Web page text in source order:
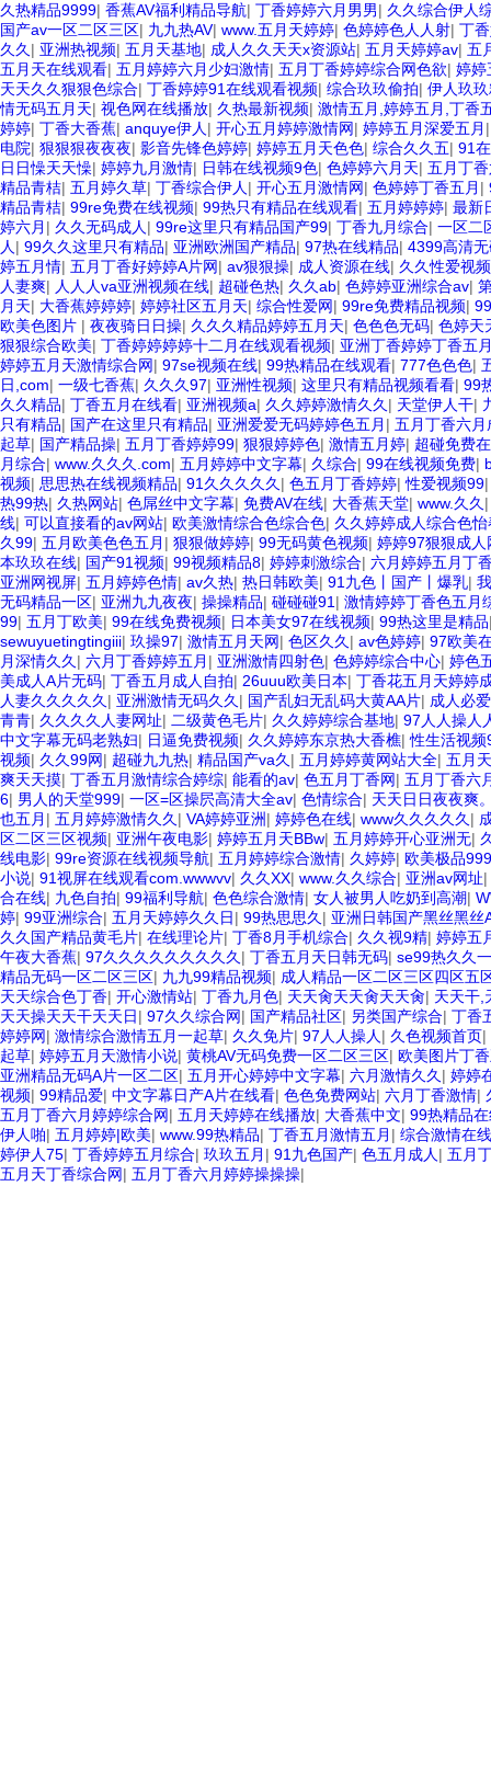
久热精品9999| 香蕉AV福利精品导航| 丁香婷婷六月男男| 久久综合伊人
国产av一区二区三区| 九九热AV| www.五月天婷婷| 色婷婷色人人射| 丁
久久 | 亚洲热视频| 五月天基地| 成人久久天天x资源站| 五月天婷婷av| 五
五月天在线观看| 五月婷婷六月少妇激情| 五月丁香婷婷综合网色欲| 婷婷
天天久久狠狠色综合| 丁香婷婷91在线观看视频| 综合玖玖偷拍| 伊人玖
情无码五月天| 视色网在线播放| 久热最新视频| 激情五月,婷婷五月,丁香
婷婷| 丁香大香蕉| anquye伊人 | 开心五月婷婷激情网| 婷婷五月深爱五月
电院| 狠狠狠夜夜夜| 影音先锋色婷婷| 婷婷五月天色色| 综合久久五| 91
日日懆天天懆| 婷婷九月激情| 日韩在线视频9色| 色婷婷六月天| 五月丁
精品青桔| 五月婷久草| 丁香综合伊人 | 开心五月激情网| 色婷婷丁香五月 |
精品青桔| 99re免费在线视频| 99热只有精品在线观看| 五月婷婷婷| 最新
婷六月 | 久久无码成人 | 99re这里只有精品国产99| 丁香九月综合| 一区二
人 | 99久久这里只有精品| 亚洲欧洲国产精品| 97热在线精品| 4399高清
婷五月情| 五月丁香好婷婷A片网| av狠狠操| 成人资源在线| 久久性爱视频
人妻爽| 人人人va亚洲视频在线| 超碰色热| 久久ab| 色婷婷亚洲综合av|
月天| 大香蕉婷婷婷| 婷婷社区五月天| 综合性爱网| 99re免费精品视频|
欧美色图片 | 夜夜骑日日操| 久久久精品婷婷五月天| 色色色无码| 色婷天
狠狠综合欧美| 丁香婷婷婷婷十二月在线观看视频| 亚洲丁香婷婷丁香五
婷婷五月天激情综合网| 97se视频在线| 99热精品在线观看| 777色色色|
日,com| 一级七香蕉| 久久久97| 亚洲性视频| 这里只有精品视频看看| 99
久久精品| 丁香五月在线看| 亚洲视频a| 久久婷婷激情久久 | 天堂伊人干|
只有精品| 国产在这里只有精品| 亚洲爱爱无码婷婷色五月 | 五月丁香六月
起草| 国产精品操| 五月丁香婷婷99| 狠狠婷婷色| 激情五月婷| 超碰免费
月综合| www.久久久.com| 五月婷婷中文字幕| 久综合| 99在线视频免费|
视频| 思思热在线视频精品| 91久久久久久 | 色五月丁香婷婷|性爱视频99
热99热| 久热网站| 色屌丝中文字幕| 免费AV在线| 大香蕉天堂| www.久久
线| 可以直接看的av网站| 欧美激情综合色综合色| 久久婷婷成人综合色
久99| 五月欧美色色五月 | 狠狠做婷婷| 99无码黄色视频| 婷婷97狠狠成人
本玖玖在线| 国产91视频| 99视频精品8| 婷婷刺激综合| 六月婷婷五月丁
亚洲网视屏| 五月婷婷色情| av久热| 热日韩欧美| 91九色丨国产丨爆乳|
无码精品一区| 亚洲九九夜夜| 操操精品| 碰碰碰91 | 激情婷婷丁香色五月
99| 五月丁欧美| 99在线免费视频| 日本美女97在线视频| 99热这里是精品
sewuyuetingtingiii| 玖操97| 激情五月天网| 色区久久 | av色婷婷| 97欧美
月深情久久 | 六月丁香婷婷五月 | 亚洲激情四射色| 色婷婷综合中心| 婷色
美成人A片无码| 丁香五月成人自拍| 26uuu欧美日本| 丁香花五月天婷婷
人妻久久久久久 | 亚洲激情无码久久 | 国产乱妇无乱码大黄AA片| 成人必
青青| 久久久久人妻网址| 二级黄色毛片| 久久婷婷综合基地| 97人人操人
中文字幕无码老熟妇| 日逼免费视频| 久久婷婷东京热大香樵|性生活视频
视频| 久久99网| 超碰九九热| 精品国产va久 | 五月婷婷黄网站大全| 五月
爽天天摸| 丁香五月激情综合婷综| 能看的av| 色五月丁香网| 五月丁香六
6| 男人的天堂999| 一区=区操屄高清大全av| 色情综合| 天天日日夜夜爽
也五月 | 五月婷婷激情久久 | VA婷婷亚洲| 婷婷色在线| www久久久久久 |
区二区三区视频| 亚洲午夜电影| 婷婷五月天BBw| 五月婷婷开心亚洲无|
线电影| 99re资源在线视频导航| 五月婷婷综合激情| 久婷婷| 欧美极品999
小说| 91视屏在线观看com.wwwvv| 久久XX| www.久久综合| 亚洲av网址|
合在线| 九色自拍| 99福利导航| 色色综合激情| 女人被男人吃奶到高潮|
婷| 99亚洲综合| 五月天婷婷久久日| 99热思思久 | 亚洲日韩国产黑丝黑丝
久久国产精品黄毛片| 在线理论片| 丁香8月手机综合| 久久视9精| 婷婷五
午夜大香蕉| 97久久久久久久久久久 | 丁香五月天日韩无码| se99热久久
精品无码一区二区三区| 九九99精品视频| 成人精品一区二区三区四区五
天天综合色丁香| 开心激情站| 丁香九月色| 天天肏天天肏天天肏| 天天干,
天天操天天干天天日| 97久久综合网| 国产精品社区| 另类国产综合| 丁香
婷婷网| 激情综合激情五月一起草| 久久免片| 97人人操人 | 久色视频首页|
起草| 婷婷五月天激情小说| 黄桃AV无码免费一区二区三区| 欧美图片丁
亚洲精品无码A片一区二区| 五月开心婷婷中文字幕| 六月激情久久 | 婷婷
视频| 99精品爱| 中文字幕日产A片在线看| 色色免费网站| 六月丁香激情|
五月丁香六月婷婷综合网| 五月天婷婷在线播放| 大香蕉中文| 99热精品
伊人啪| 五月婷婷|欧美| www.99热精品| 丁香五月激情五月 | 综合激情在
婷伊人75| 丁香婷婷五月综合| 玖玖五月 | 91九色国产| 色五月成人 | 五月
五月天丁香综合网| 五月丁香六月婷婷操操操|